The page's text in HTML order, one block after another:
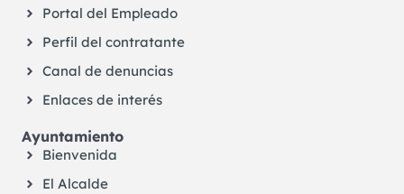
Portal del Empleado
Perfil del contratante
Canal de denuncias
Enlaces de interés
Ayuntamiento
Bienvenida
El Alcalde